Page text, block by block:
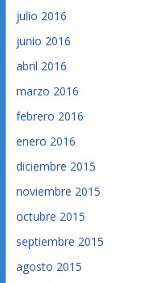
julio 2016
junio 2016
abril 2016
marzo 2016
febrero 2016
enero 2016
diciembre 2015
noviembre 2015
octubre 2015
septiembre 2015
agosto 2015